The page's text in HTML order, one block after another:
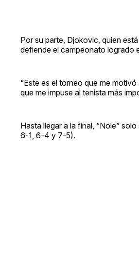
Por su parte, Djokovic, quien
defiende el campeonato logrado
“Este es el torneo que me
que me impuse al tenista más
Hasta llegar a la final, “Nole”
6-1, 6-4 y 7-5).